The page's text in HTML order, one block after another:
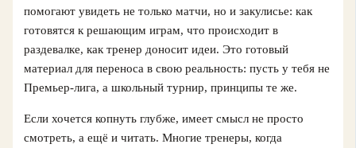
помогают увидеть не только матчи, но и закулисье: как
готовятся к решающим играм, что происходит в
раздевалке, как тренер доносит идеи. Это готовый
материал для переноса в свою реальность: пусть у тебя не
Премьер-лига, а школьный турнир, принципы те же.
Если хочется копнуть глубже, имеет смысл не просто
смотреть, а ещё и читать. Многие тренеры, когда